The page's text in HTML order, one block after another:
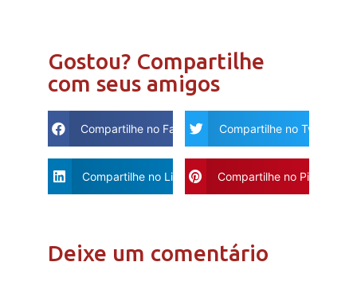
Gostou? Compartilhe
com seus amigos
Compartilhe no Facebook Compartilhe no Twitter
Compartilhe no Linkdin Compartilhe no Pinterest
Deixe um comentário